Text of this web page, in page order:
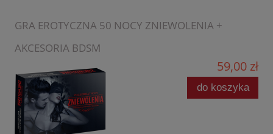
GRA EROTYCZNA 50 NOCY ZNIEWOLENIA +
AKCESORIA BDSM
59,00 zł
do koszyka